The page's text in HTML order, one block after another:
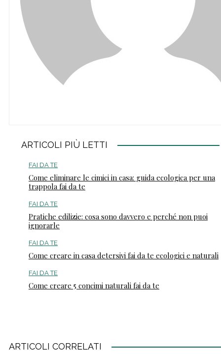
ARTICOLI PIÙ LETTI
FAI DA TE
Come eliminare le cimici in casa: guida ecologica per una
trappola fai da te
FAI DA TE
Pratiche edilizie: cosa sono davvero e perché non puoi
ignorarle
FAI DA TE
Come creare in casa detersivi fai da te ecologici e naturali
FAI DA TE
Come creare 5 concimi naturali fai da te
ARTICOLI CORRELATI